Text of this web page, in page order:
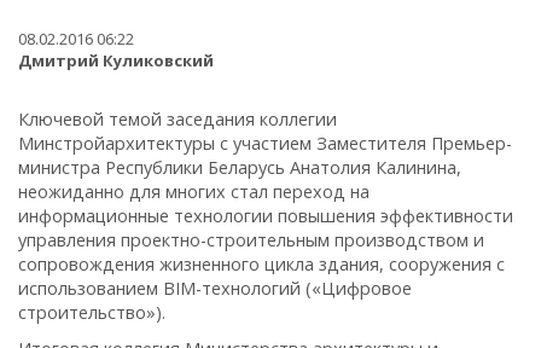
08.02.2016 06:22
Дмитрий Куликовский
Ключевой темой заседания коллегии
Минстройархитектуры с участием Заместителя Премьер-
министра Республики Беларусь Анатолия Калинина,
неожиданно для многих стал переход на
информационные технологии повышения эффективности
управления проектно-строительным производством и
сопровождения жизненного цикла здания, сооружения с
использованием BIM-технологий («Цифровое
строительство»).